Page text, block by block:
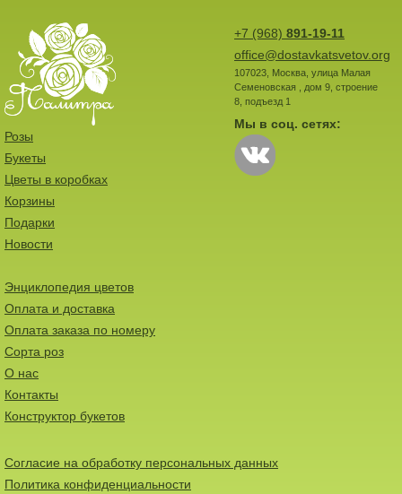
+7 (968) 891-19-11
office@dostavkatsvetov.org
107023, Москва, улица Малая
Семеновская , дом 9, строение
8, подъезд 1
Мы в соц. сетях:
Розы
Букеты
Цветы в коробках
Корзины
Подарки
Новости
Энциклопедия цветов
Оплата и доставка
Оплата заказа по номеру
Сорта роз
О нас
Контакты
Конструктор букетов
Согласие на обработку персональных данных
Политика конфиденциальности